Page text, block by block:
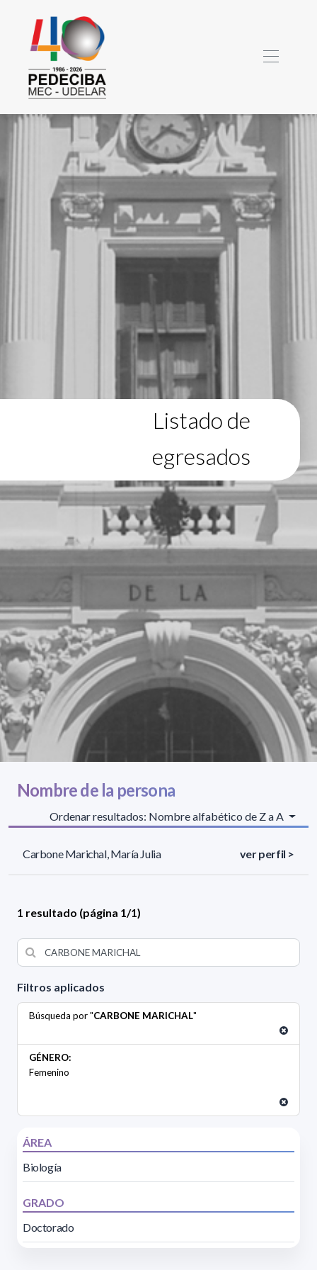
Listado de
egresados
Filtros aplicados
Búsqueda por "CARBONE MARICHAL"
GÉNERO:
Femenino
ÁREA
Biología
GRADO
Doctorado
Nombre de la persona
Ordenar resultados: Nombre alfabético de Z a A
Carbone Marichal, María Julia ver perfil >
1 resultado (página 1/1)